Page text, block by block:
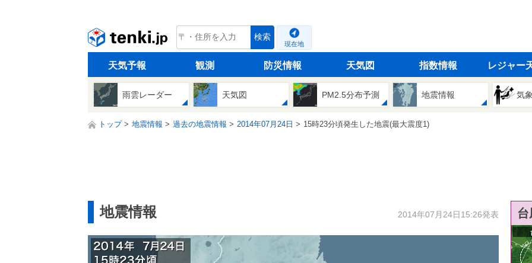
tenki.jp 検索
現在地
天気予報 観測 防災情報 天気図 指数情報 レジャー
雨雲レーダー 天気図 PM2.5分布予測 地震情報 気
トップ 地震情報 過去の地震情報 2014年07月24日 15時23分頃発生した地震(最大震度1)
地震情報 2014年07月24日15:26発表